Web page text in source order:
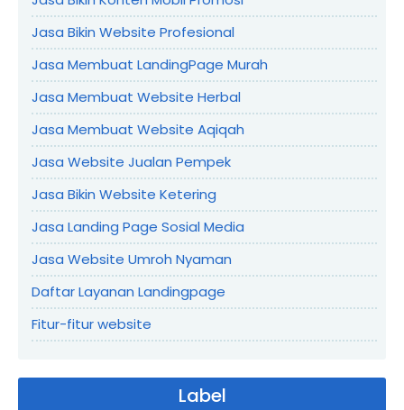
Jasa Bikin Website Profesional
Jasa Membuat LandingPage Murah
Jasa Membuat Website Herbal
Jasa Membuat Website Aqiqah
Jasa Website Jualan Pempek
Jasa Bikin Website Ketering
Jasa Landing Page Sosial Media
Jasa Website Umroh Nyaman
Daftar Layanan Landingpage
Fitur-fitur website
Label